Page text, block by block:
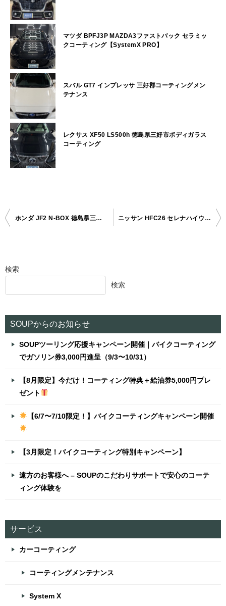
マツダ BPFJ3P MAZDA3ファストバック セラミッ
クコーティング【SystemX PRO】
スバル GT7 インプレッサ 三好郡コーティングメン
テナンス
レクサス XF50 LS500h 徳島県三好市ボディガラス
コーティング
投
ビ
ョ
ホンダ JF2 N-BOX 徳島県三好郡ボディガラスコーティング ニッサン HFC26 セレナハイウェイスター 徳島県三好郡ボディガラスコーティング
検索
検索
SOUPからのお知らせ
SOUPツーリング応援キャンペーン開催｜バイクコーティング
でガソリン券3,000円進呈（9/3〜10/31）
【8月限定】今だけ！コーティング特典＋給油券5,000円プレ
ゼント
【6/7〜7/10限定！】バイクコーティングキャンペーン開催
【3月限定！バイクコーティング特別キャンペーン】
遠方のお客様へ – SOUPのこだわりサポートで安心のコーテ
ィング体験を
サービス
カーコーティング
コーティングメンテナンス
System X